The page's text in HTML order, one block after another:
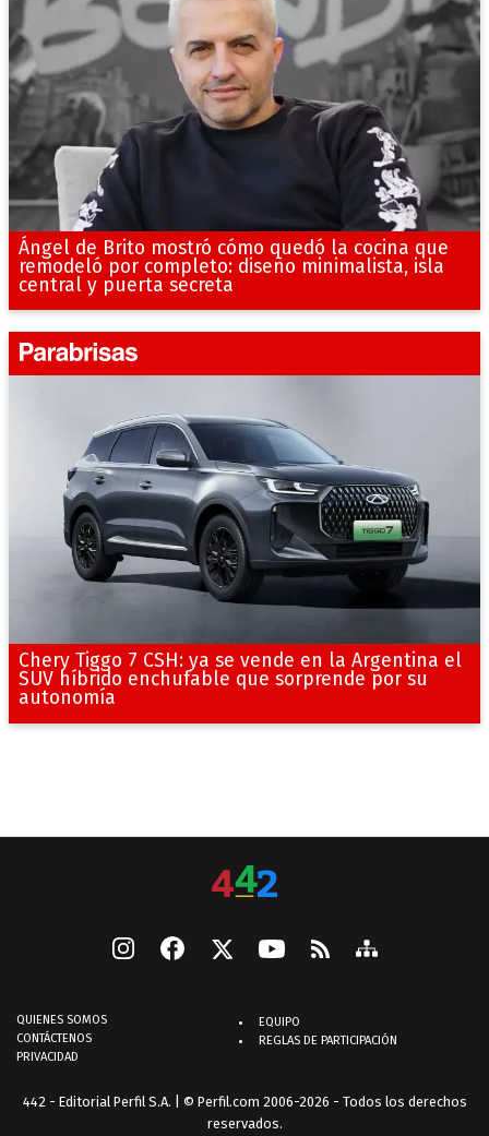
Ángel de Brito mostró cómo quedó la cocina que
remodeló por completo: diseño minimalista, isla
central y puerta secreta
Chery Tiggo 7 CSH: ya se vende en la Argentina el
SUV híbrido enchufable que sorprende por su
autonomía
QUIENES SOMOS
CONTÁCTENOS
PRIVACIDAD
EQUIPO
REGLAS DE PARTICIPACIÓN
442 - Editorial Perfil S.A. | © Perfil.com 2006-2026 - Todos los derechos
reservados.